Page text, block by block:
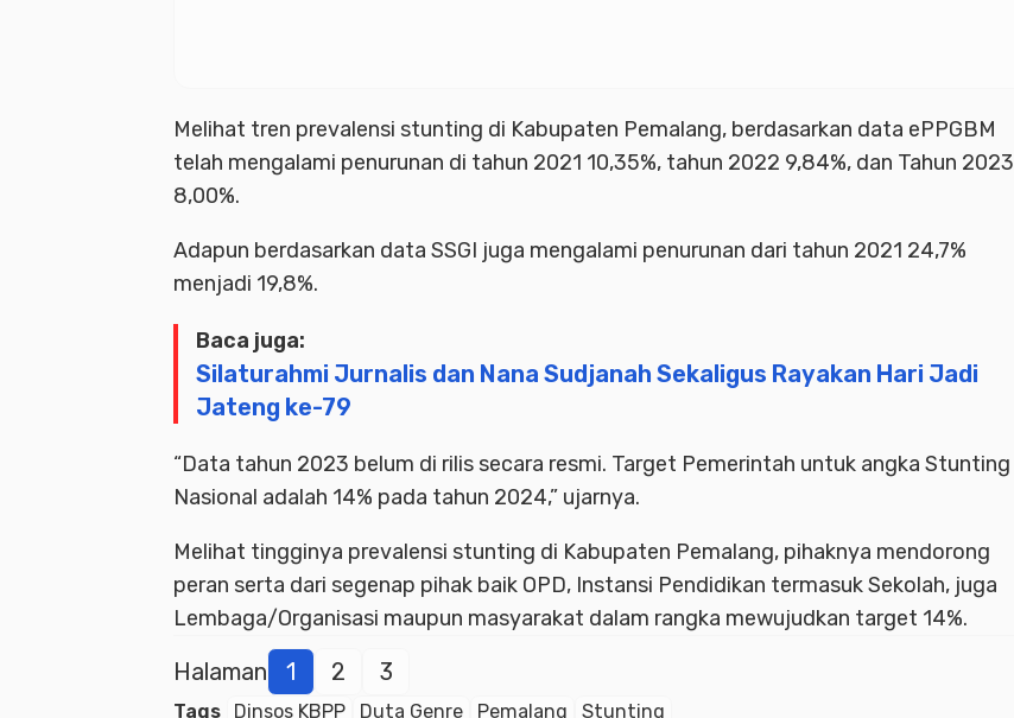
Melihat tren prevalensi stunting di Kabupaten Pemalang, berdasarkan data ePPGBM
telah mengalami penurunan di tahun 2021 10,35%, tahun 2022 9,84%, dan Tahun 2023
8,00%.
Adapun berdasarkan data SSGI juga mengalami penurunan dari tahun 2021 24,7%
menjadi 19,8%.
Baca juga:
Silaturahmi Jurnalis dan Nana Sudjanah Sekaligus Rayakan Hari Jadi
Jateng ke-79
“Data tahun 2023 belum di rilis secara resmi. Target Pemerintah untuk angka Stunting
Nasional adalah 14% pada tahun 2024,” ujarnya.
Melihat tingginya prevalensi stunting di Kabupaten Pemalang, pihaknya mendorong
peran serta dari segenap pihak baik OPD, Instansi Pendidikan termasuk Sekolah, juga
Lembaga/Organisasi maupun masyarakat dalam rangka mewujudkan target 14%.
Halaman 1 2 3
Tags Dinsos KBPP Duta Genre Pemalang Stunting